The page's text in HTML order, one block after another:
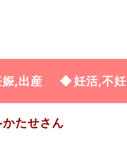
,出産 妊活,不妊
たせさん